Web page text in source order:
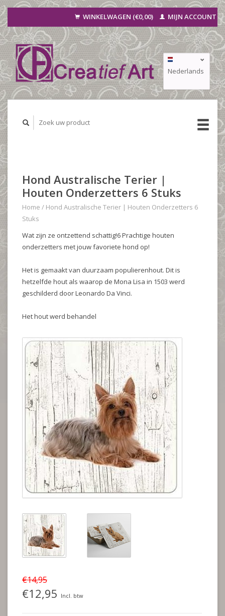
WINKELWAGEN (€0,00) MIJN ACCOUNT
Nederlands
Deutsch
Hond Australische Terier |
Houten Onderzetters 6 Stuks
Home / Hond Australische Terier | Houten Onderzetters 6
Stuks
Wat zijn ze ontzettend schattig!6 Prachtige houten
onderzetters met jouw favoriete hond op!
Het is gemaakt van duurzaam populierenhout. Dit is
hetzelfde hout als waarop de Mona Lisa in 1503 werd
geschilderd door Leonardo Da Vinci.
Het hout werd behandel
€14,95
€12,95 Incl. btw